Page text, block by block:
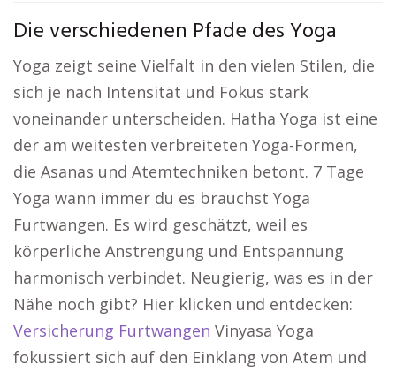
Die verschiedenen Pfade des Yoga
Yoga zeigt seine Vielfalt in den vielen Stilen, die
sich je nach Intensität und Fokus stark
voneinander unterscheiden. Hatha Yoga ist eine
der am weitesten verbreiteten Yoga-Formen,
die Asanas und Atemtechniken betont. 7 Tage
Yoga wann immer du es brauchst Yoga
Furtwangen. Es wird geschätzt, weil es
körperliche Anstrengung und Entspannung
harmonisch verbindet. Neugierig, was es in der
Nähe noch gibt? Hier klicken und entdecken:
Versicherung Furtwangen Vinyasa Yoga
fokussiert sich auf den Einklang von Atem und